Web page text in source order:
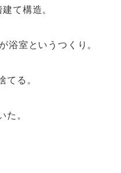
て構造。
浴室というつくり。
てる。
た。